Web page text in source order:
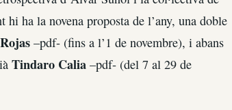
ha la novena proposta de l’any, una doble
–pdf- (fins a l’1 de novembre), i abans
Tindaro Calia –pdf- (del 7 al 29 de